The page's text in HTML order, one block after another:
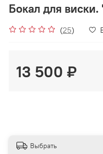
Бокал для
(25)
13 500 ₽
Выбрать